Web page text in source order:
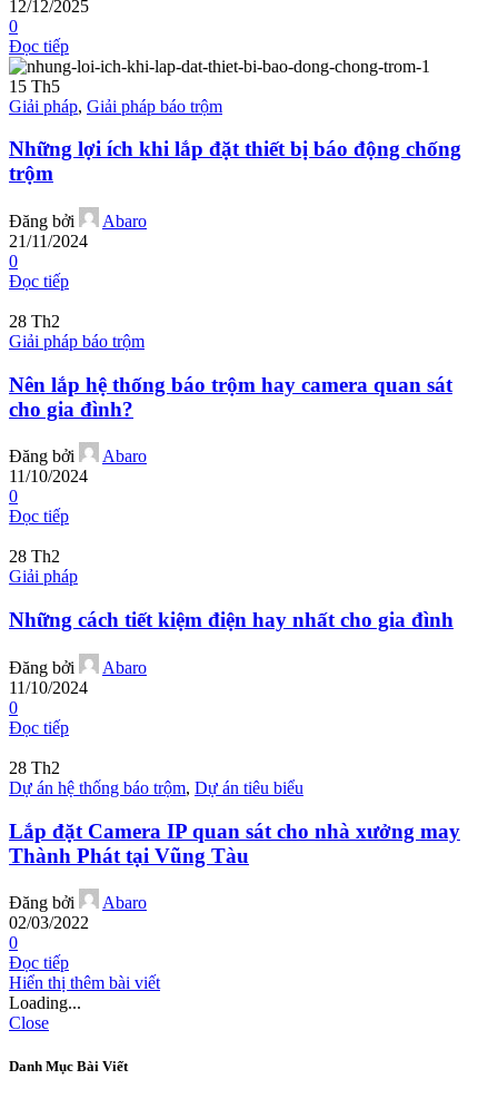
12/12/2025
0
Đọc tiếp
15 Th5
Giải pháp, Giải pháp báo trộm
Những lợi ích khi lắp đặt thiết bị báo động chống
trộm
Đăng bởi
Abaro
21/11/2024
0
Đọc tiếp
28 Th2
Giải pháp báo trộm
Nên lắp hệ thống báo trộm hay camera quan sát
cho gia đình?
Đăng bởi
Abaro
11/10/2024
0
Đọc tiếp
28 Th2
Giải pháp
Những cách tiết kiệm điện hay nhất cho gia đình
Đăng bởi
Abaro
11/10/2024
0
Đọc tiếp
28 Th2
Dự án hệ thống báo trộm, Dự án tiêu biểu
Lắp đặt Camera IP quan sát cho nhà xưởng may
Thành Phát tại Vũng Tàu
Đăng bởi
Abaro
02/03/2022
0
Đọc tiếp
Hiển thị thêm bài viết
Loading...
Close
Danh Mục Bài Viết